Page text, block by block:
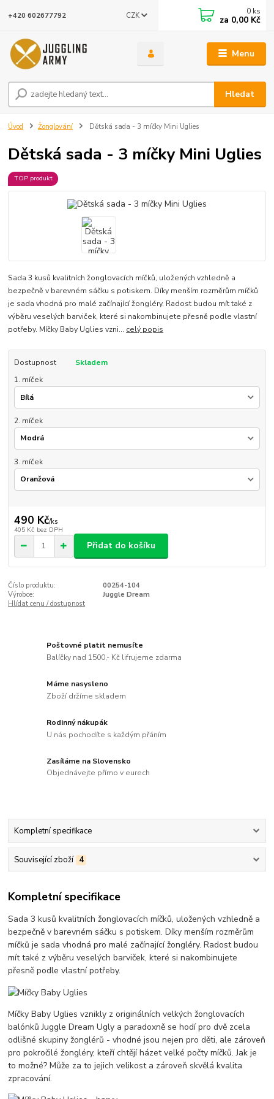
Menu
CZK
Hledat
+420 602677792 0 ks
za 0,00 Kč
Úvod Žonglování Dětská sada - 3 míčky Mini Uglies
Dětská sada - 3 míčky Mini Uglies
TOP produkt
Sada 3 kusů kvalitních žonglovacích míčků, uložených vzhledně a
bezpečně v barevném sáčku s potiskem. Díky menším rozměrům míčků
je sada vhodná pro malé začínající žongléry. Radost budou mít také z
výběru veselých barviček, které si nakombinujete přesně podle vlastní
potřeby. Míčky Baby Uglies vzni... celý popis
Dostupnost
Skladem
1. míček
2. míček
3. míček
490 Kč/ks
405 Kč bez DPH
Přidat do košíku
Číslo produktu:
00254-104
Výrobce:
Juggle Dream
Hlídat cenu / dostupnost
Poštovné platit nemusíte
Balíčky nad 1500,- Kč lifrujeme zdarma
Máme nasysleno
Zboží držíme skladem
Rodinný nákupák
U nás pochodíte s každým přáním
Zasíláme na Slovensko
Objednávejte přímo v eurech
Kompletní specifikace
Související zboží 4
Kompletní specifikace
Sada 3 kusů kvalitních žonglovacích míčků, uložených vzhledně a
bezpečně v barevném sáčku s potiskem. Díky menším rozměrům
míčků je sada vhodná pro malé začínající žongléry. Radost budou
mít také z výběru veselých barviček, které si nakombinujete
přesně podle vlastní potřeby.
Míčky Baby Uglies vznikly z originálních velkých žonglovacích
balónků Juggle Dream Ugly a paradoxně se hodí pro dvě zcela
odlišné skupiny žonglérů - vhodné jsou nejen pro děti, ale zároveň
pro pokročilé žongléry, kteří chtějí házet velké počty míčků. Jak je
to možné? Může za to jejich velikost a zároveň skvělá kvalita
zpracování.